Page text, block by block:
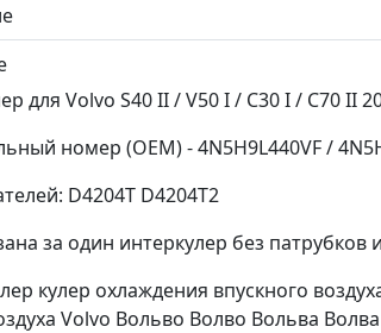
для Volvo S40 II / V50 I / C30 I / C70 II
номер (OEM) - 4N5H9L440VF /
D4204T D4204T2
за один интеркулер без патрубков
кулер охлаждения впускного
Volvo Вольво Волво Вольва